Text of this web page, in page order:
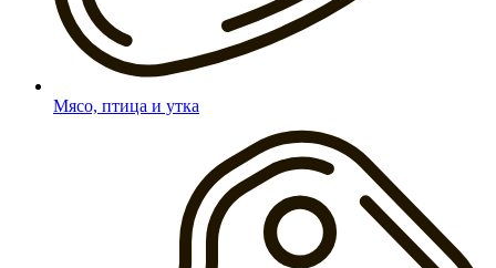
Мясо, птица и утка